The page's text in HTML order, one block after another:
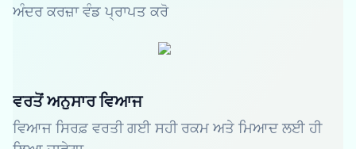
ਅੰਦਰ ਕਰਜ਼ਾ ਵੰਡ ਪ੍ਰਾਪਤ ਕਰੋ
ਵਰਤੋਂ ਅਨੁਸਾਰ ਵਿਆਜ
ਵਿਆਜ ਸਿਰਫ਼ ਵਰਤੀ ਗਈ ਸਹੀ ਰਕਮ ਅਤੇ ਮਿਆਦ ਲਈ ਹੀ